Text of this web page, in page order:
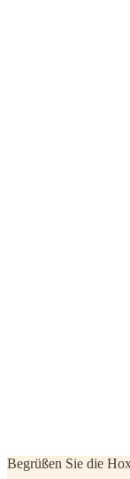
Begrüßen Sie die